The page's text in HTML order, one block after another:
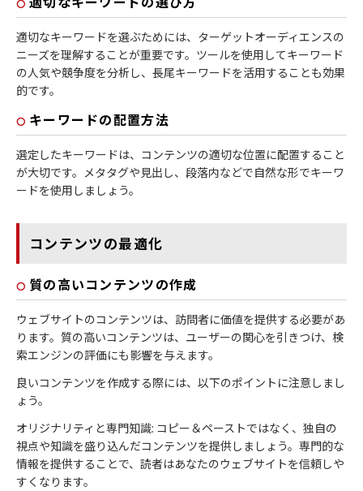
適切なキーワードを選ぶためには、ターゲットオーディエンスの
ニーズを理解することが重要です。ツールを使用してキーワード
の人気や競争度を分析し、長尾キーワードを活用することも効果
的です。
キーワードの配置方法
選定したキーワードは、コンテンツの適切な位置に配置すること
が大切です。メタタグや見出し、段落内などで自然な形でキーワ
ードを使用しましょう。
コンテンツの最適化
質の高いコンテンツの作成
ウェブサイトのコンテンツは、訪問者に価値を提供する必要があ
ります。質の高いコンテンツは、ユーザーの関心を引きつけ、検
索エンジンの評価にも影響を与えます。
良いコンテンツを作成する際には、以下のポイントに注意しまし
ょう。
オリジナリティと専門知識: コピー＆ペーストではなく、独自の
視点や知識を盛り込んだコンテンツを提供しましょう。専門的な
情報を提供することで、読者はあなたのウェブサイトを信頼しや
すくなります。